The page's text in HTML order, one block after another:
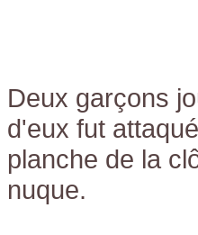
Deux garçons
d'eux fut
planche de la
nuque.